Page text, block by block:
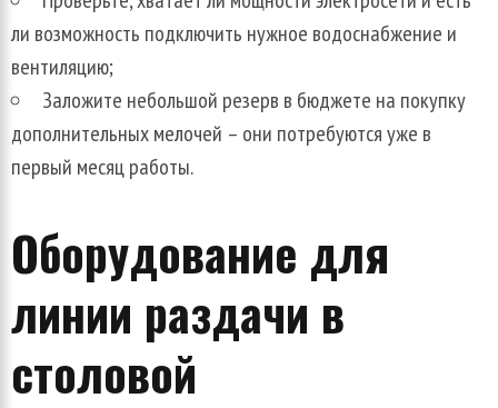
ли возможность подключить нужное водоснабжение и
вентиляцию;
Заложите небольшой резерв в бюджете на покупку
дополнительных мелочей – они потребуются уже в
первый месяц работы.
Оборудование для
линии раздачи в
столовой